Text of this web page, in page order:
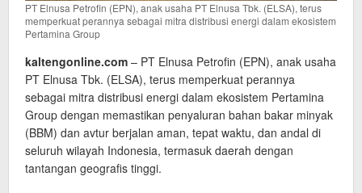
PT Elnusa Petrofin (EPN), anak usaha PT Elnusa Tbk. (ELSA), terus
memperkuat perannya sebagai mitra distribusi energi dalam ekosistem
Pertamina Group
kaltengonline.com – PT Elnusa Petrofin (EPN), anak usaha
PT Elnusa Tbk. (ELSA), terus memperkuat perannya
sebagai mitra distribusi energi dalam ekosistem Pertamina
Group dengan memastikan penyaluran bahan bakar minyak
(BBM) dan avtur berjalan aman, tepat waktu, dan andal di
seluruh wilayah Indonesia, termasuk daerah dengan
tantangan geografis tinggi.